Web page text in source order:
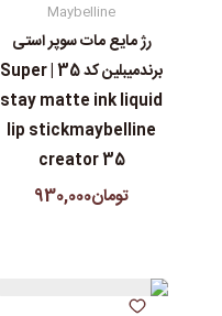
Maybelline
رژ مایع مات سوپر استی‌
برندمیبلین کد 35 | Super
stay matte ink liquid
lip stickmaybelline
creator 35
تومان930,000